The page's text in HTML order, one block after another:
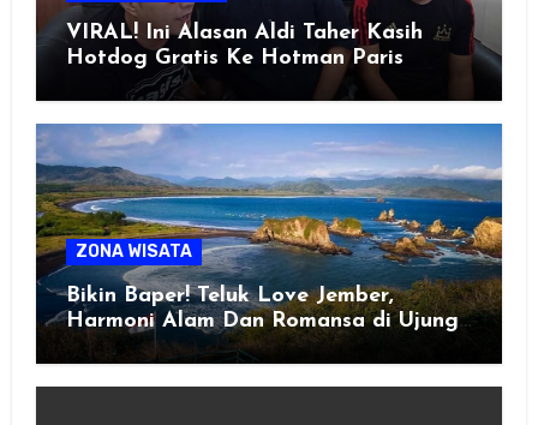
VIRAL! Ini Alasan Aldi Taher Kasih
Hotdog Gratis Ke Hotman Paris
ZONA WISATA
Bikin Baper! Teluk Love Jember,
Harmoni Alam Dan Romansa di Ujung
Selatan Jawa